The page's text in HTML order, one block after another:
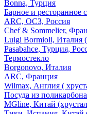
Bonna, Турция
Барное и ресторанное
ARC, ОСЗ, Россия
Chef & Sommelier,
Luigi Bormioli, Италия (
Pasabahce, Турция,
Термостекло
Borgonovo, Италия
ARC, Франция
Wilmax, Англия (
Посуда из
MGline, Китай